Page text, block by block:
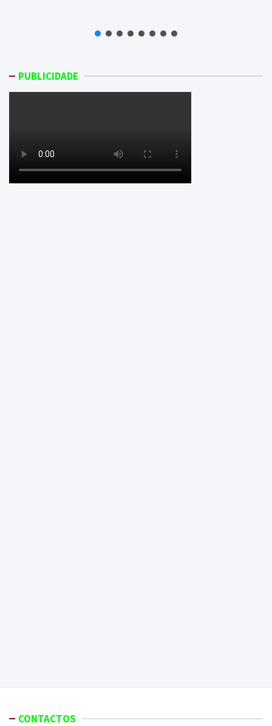
PUBLICIDADE
CONTACTOS